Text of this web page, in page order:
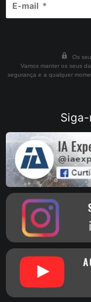
Os
Vamos manter os seus
segurança e a qualquer